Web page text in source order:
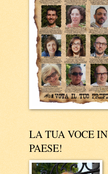
LA TUA VOCE IN
PAESE!